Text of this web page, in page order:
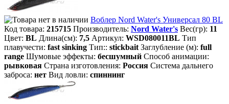
Воблер Nord Water's Универсал 80 BL
Код товара: 215715 Производитель: Nord Water's Вес(гр): 11
Цвет: BL Длина(см): 7,5 Артикул: WSD080011BL Тип
плавучести: fast sinking Тип:: stickbait Заглубление (м): full
range Шумовые эффекты: бесшумный Способ анимации:
рывковая Страна изготовления: Россия Система дальнего
заброса: нет Вид ловли: спиннинг